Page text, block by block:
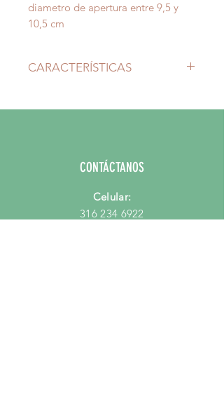
diametro de apertura entre 9,5 y
10,5 cm
CARACTERÍSTICAS
Tallo: Sin Tallo
CONTÁCTANOS
Celular:
316 234 6922